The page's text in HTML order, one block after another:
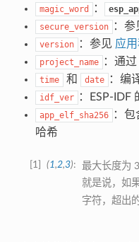
magic_word ：
secure_version ：参
version ：参见 应
project_name ：通过
time 和 date ：编
idf_ver ：ESP-IDF
app_elf_sha256
：包
哈希
1 (1,2,3)
最大长度为
就是说，如
字符，超出